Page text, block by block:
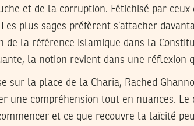
et de la corruption. Fétichisé par
plus sages préfèrent s’attacher
de la référence islamique dans la
la notion revient dans une réflexion
sur la place de la Charia, Rached
une compréhension tout en nuances.
et ce que recouvre la laïcité